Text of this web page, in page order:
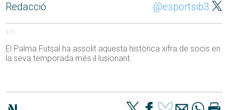
Redacció @esportsib3
171
El Palma Futsal ha assolit aquesta històrica xifra de socis en
la seva temporada més il·lusionant.